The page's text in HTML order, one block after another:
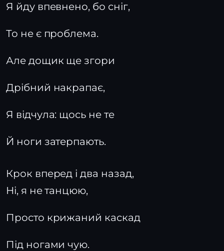
Я йду впевнено, бо сніг,
То не є проблема.
Але дощик ще згори
Дрібний накрапає,
Я відчула: щось не те
Й ноги затерпають.
Крок вперед і два назад,
Ні, я не танцюю,
Просто крижаний каскад
Під ногами чую.